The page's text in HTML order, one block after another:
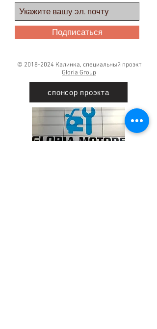
Подписаться
© 2018-2024 Калинка, специальный проэкт
Gloria Group
спонсор проэкта